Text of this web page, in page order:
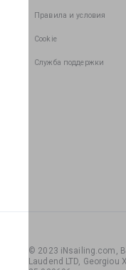
Правила и условия
Cookie
Служба поддержки
© 2023 iNsailing.com,
Laudend LTD,